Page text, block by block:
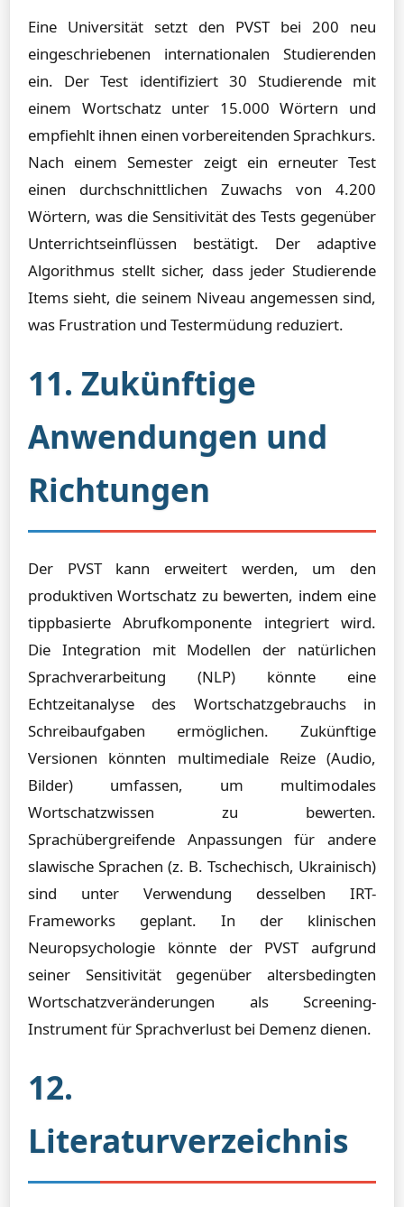
Eine Universität setzt den PVST bei 200 neu
eingeschriebenen internationalen Studierenden
ein. Der Test identifiziert 30 Studierende mit
einem Wortschatz unter 15.000 Wörtern und
empfiehlt ihnen einen vorbereitenden Sprachkurs.
Nach einem Semester zeigt ein erneuter Test
einen durchschnittlichen Zuwachs von 4.200
Wörtern, was die Sensitivität des Tests gegenüber
Unterrichtseinflüssen bestätigt. Der adaptive
Algorithmus stellt sicher, dass jeder Studierende
Items sieht, die seinem Niveau angemessen sind,
was Frustration und Testermüdung reduziert.
11. Zukünftige
Anwendungen und
Richtungen
Der PVST kann erweitert werden, um den
produktiven Wortschatz zu bewerten, indem eine
tippbasierte Abrufkomponente integriert wird.
Die Integration mit Modellen der natürlichen
Sprachverarbeitung (NLP) könnte eine
Echtzeitanalyse des Wortschatzgebrauchs in
Schreibaufgaben ermöglichen. Zukünftige
Versionen könnten multimediale Reize (Audio,
Bilder) umfassen, um multimodales
Wortschatzwissen zu bewerten.
Sprachübergreifende Anpassungen für andere
slawische Sprachen (z. B. Tschechisch, Ukrainisch)
sind unter Verwendung desselben IRT-
Frameworks geplant. In der klinischen
Neuropsychologie könnte der PVST aufgrund
seiner Sensitivität gegenüber altersbedingten
Wortschatzveränderungen als Screening-
Instrument für Sprachverlust bei Demenz dienen.
12.
Literaturverzeichnis